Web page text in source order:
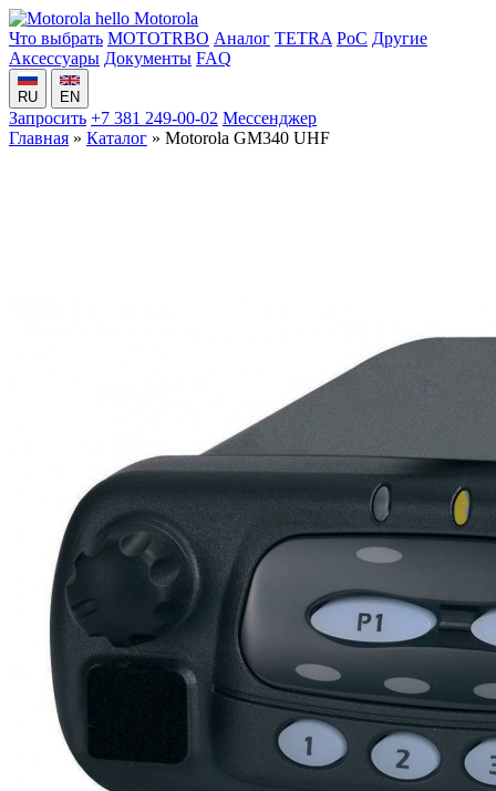
hello Motorola
Что выбрать MOTOTRBO Аналог TETRA PoC Другие
Аксессуары Документы FAQ
RU EN
Запросить +7 381 249-00-02 Мессенджер
Главная » Каталог » Motorola GM340 UHF